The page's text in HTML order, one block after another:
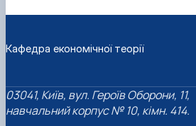
Кафедра економічної теорії
03041, Київ, вул. Героїв Оборони, 11,
навчальний корпус № 10, кімн. 414.